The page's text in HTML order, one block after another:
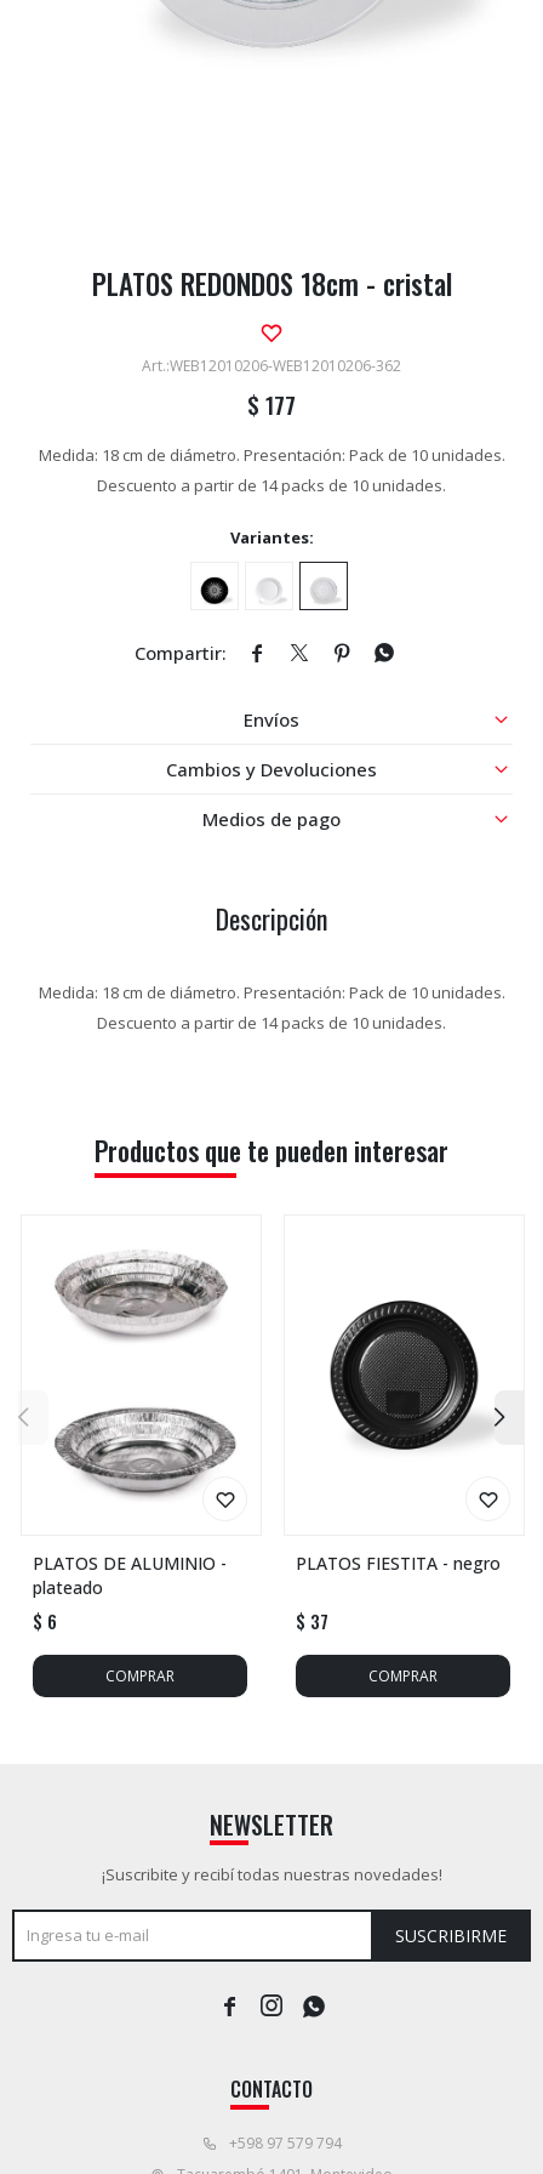
PLATOS REDONDOS 18cm - cristal
WEB12010206-WEB12010206-362
$ 177
Medida: 18 cm de diámetro. Presentación: Pack de 10 unidades.
Descuento a partir de 14 packs de 10 unidades.
Variantes:
   
Envíos
Cambios y Devoluciones
Medios de pago
Descripción
Medida: 18 cm de diámetro. Presentación: Pack de 10 unidades.
Descuento a partir de 14 packs de 10 unidades.
Productos que te pueden interesar
PLATOS DE ALUMINIO -
plateado
$ 6
PLATOS FIESTITA - negro
$ 37
CONTACTO
+598 97 579 794
NEWSLETTER
¡Suscribite y recibí todas nuestras novedades!
SUSCRIBIRME
  